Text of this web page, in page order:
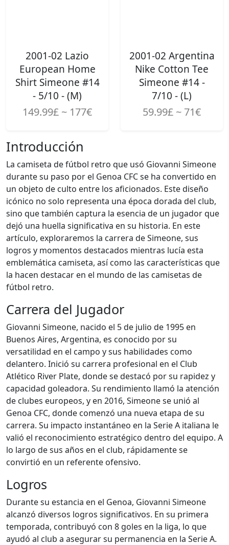
2001-02 Lazio
European Home
Shirt Simeone #14
- 5/10 - (M)
149.99£ ~ 177€
2001-02 Argentina
Nike Cotton Tee
Simeone #14 -
7/10 - (L)
59.99£ ~ 71€
Introducción
La camiseta de fútbol retro que usó Giovanni Simeone
durante su paso por el Genoa CFC se ha convertido en
un objeto de culto entre los aficionados. Este diseño
icónico no solo representa una época dorada del club,
sino que también captura la esencia de un jugador que
dejó una huella significativa en su historia. En este
artículo, exploraremos la carrera de Simeone, sus
logros y momentos destacados mientras lucía esta
emblemática camiseta, así como las características que
la hacen destacar en el mundo de las camisetas de
fútbol retro.
Carrera del Jugador
Giovanni Simeone, nacido el 5 de julio de 1995 en
Buenos Aires, Argentina, es conocido por su
versatilidad en el campo y sus habilidades como
delantero. Inició su carrera profesional en el Club
Atlético River Plate, donde se destacó por su rapidez y
capacidad goleadora. Su rendimiento llamó la atención
de clubes europeos, y en 2016, Simeone se unió al
Genoa CFC, donde comenzó una nueva etapa de su
carrera. Su impacto instantáneo en la Serie A italiana le
valió el reconocimiento estratégico dentro del equipo. A
lo largo de sus años en el club, rápidamente se
convirtió en un referente ofensivo.
Logros
Durante su estancia en el Genoa, Giovanni Simeone
alcanzó diversos logros significativos. En su primera
temporada, contribuyó con 8 goles en la liga, lo que
ayudó al club a asegurar su permanencia en la Serie A.